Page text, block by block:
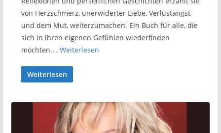
von Herzschmerz, unerwiderter Liebe, Verlustangst
und dem Mut, weiterzumachen. Ein Buch für alle, die
sich in ihren eigenen Gefühlen wiederfinden
möchten.… Weiterlesen
Weiterlesen